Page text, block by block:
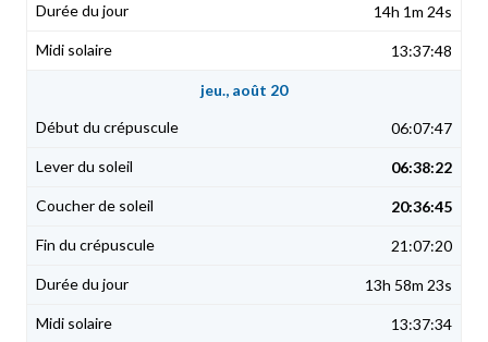
14h 1m 24s
13:37:48
jeu., août 20
06:07:47
06:38:22
20:36:45
21:07:20
13h 58m 23s
13:37:34